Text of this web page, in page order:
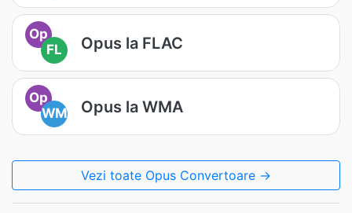
Op
FL
Opus la FLAC
Op
WM
Opus la WMA
Vezi toate Opus Convertoare →